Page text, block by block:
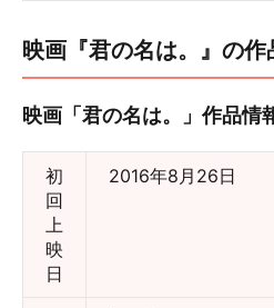
映画『君の名は。』の作
映画「君の名は。」作品情
初
回
上
映
日
2016年8月26日